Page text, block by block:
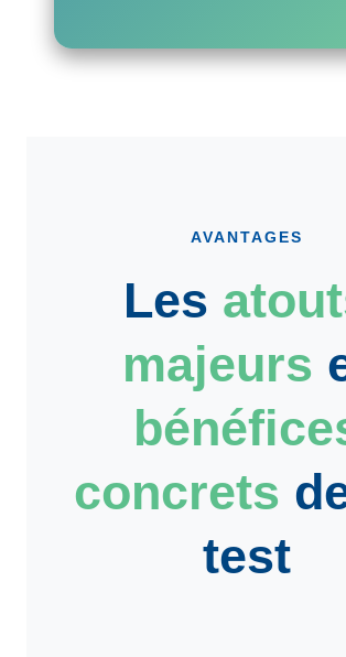
AVANTAGES
Les
majeurs
concrets
test